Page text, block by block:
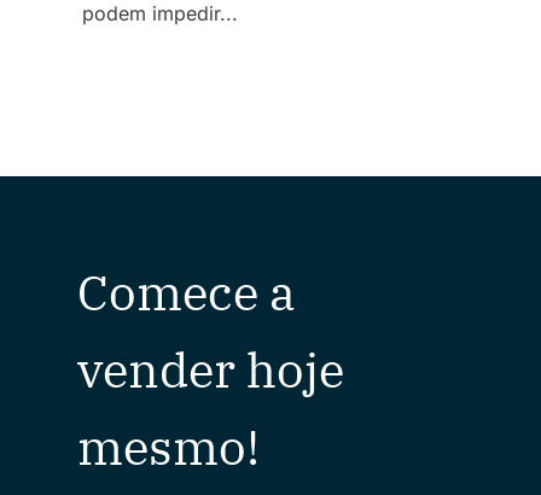
podem impedir...
Comece a
vender hoje
mesmo!